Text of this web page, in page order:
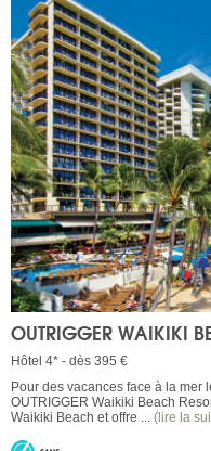
OUTRIGGER WAIKIKI
Hôtel 4* - dès 395 €
Pour des vacances face à la mer
OUTRIGGER Waikiki Beach
Waikiki Beach et offre ... (lire la